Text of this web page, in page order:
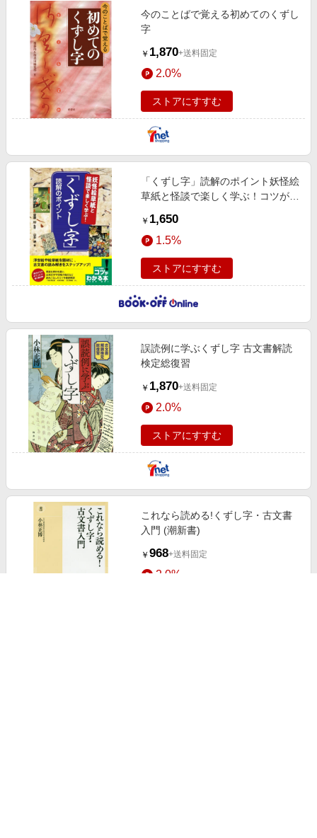
今のことばで覚える初めてのくずし
字
￥ 1,870+送料固定
2.0%
ストアにすすむ
「くずし字」読解のポイント妖怪絵
草紙と怪談で楽しく学ぶ！コツがわ
￥ 1,650
1.5%
ストアにすすむ
誤読例に学ぶくずし字 古文書解読
検定総復習
￥ 1,870+送料固定
2.0%
ストアにすすむ
これなら読める!くずし字・古文書
入門 (潮新書)
￥ 968+送料固定
2.0%